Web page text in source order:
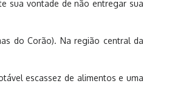
sua vontade de não entregar sua
do Corão). Na região central da
escassez de alimentos e uma